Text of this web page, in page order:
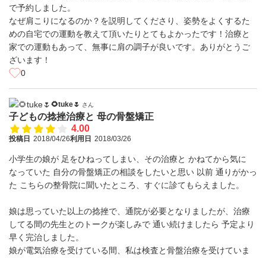
で予約しました。
なぜ肩こりになるのか？を説明してくださり、姿勢をよくするた
めの自宅での運動を教えて頂いたりとてもよかったです！治療と
家での運動もあって、無事に肩の調子が良いです。ありがとうご
ざいます！
0
🌻tuke🌷 さん
子どもの捻挫治療と 母の骨盤矯正
4.00
投稿日 2018/04/26利用日 2018/03/26
小学生の娘が 足をひねってしまい、その治療と かねてから気に
なっていた 自分の骨盤矯正の相談をしたいと思い 以前 通りがかっ
た こちらの整骨院に聞いたところ、すぐに診てもらえました。
娘は思っていた以上の捻挫で、通院が必要となりましたが、治療
してる間の先生とのトークが楽しみで 通い続けましたら 予定より
早く完治しました。
娘が電気治療を受けている間、私は検査と骨盤治療を受けていま